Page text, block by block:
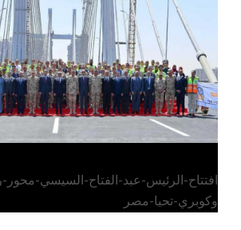
وكوبري تحيا مصر
افتتاح-الرئيس-عبد-الفتاح-السيسي-
وكوبري-تحيا-مصر